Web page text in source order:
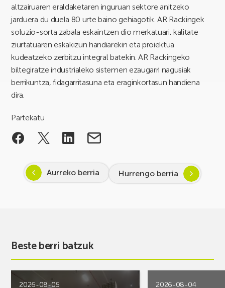
altzairuaren eraldaketaren inguruan sektore anitzeko
jarduera du duela 80 urte baino gehiagotik. AR Rackingek
soluzio-sorta zabala eskaintzen dio merkatuari, kalitate
ziurtatuaren eskakizun handiarekin eta proiektua
kudeatzeko zerbitzu integral batekin. AR Rackingeko
biltegiratze industrialeko sistemen ezaugarri nagusiak
berrikuntza, fidagarritasuna eta eraginkortasun handiena
dira.
Partekatu
Aurreko berria Hurrengo berria
Beste berri batzuk
2026-08-05 2026-08-04